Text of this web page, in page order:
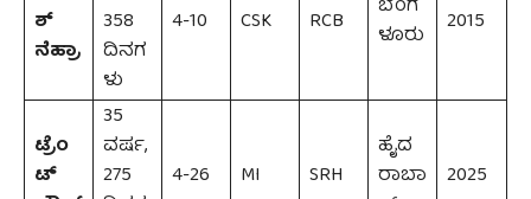
ಶ್
ನೆಹ್ರಾ
358
ದಿನಗ
ಳು
4-10 CSK RCB
ಬೆಂಗ
ಳೂರು
2015
ಟ್ರೆಂ
ಟ್
35
ವರ್ಷ,
275
4-26 MI SRH
ಹೈದ
ರಾಬಾ
2025